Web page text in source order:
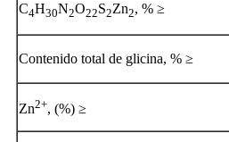
C4H30N2O22S2Zn2, % ≥
Contenido total de glicina, % ≥
Zn2+, (%) ≥